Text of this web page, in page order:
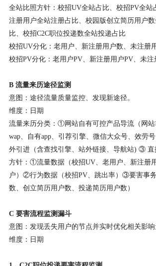
全站比照方针：校招UV全站占比、校招PV全站
注册用户全站注册占比、校园版创立简历用户
比、校招C2C职位投递数全站投递占比
校招UV分化：老用户、新注册用户数、未注册
校招PV分化：老用户PV、新注册用户PV、未注
B 流量来历途径监测
意图：途径流量质量监控、发现新途径。
维度：日期
流量来历分类：①网站自有可控产品导流（网站
wap、自有app、引荐引擎、微信大众号、效劳
外引进（含查找引擎、站外链接、导航站) ③ 直
方针：①流量数据（校招UV、老用户、新注册
户）②行为数据（校招PV、跳出率）③要害事
数、创立简历用户数、投递简历用户数）
C 要害流程监测漏斗
意图：发现丢失用户的节点并实时优化相关影
维度：日期